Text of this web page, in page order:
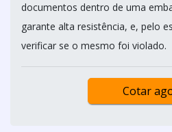
documentos dentro de uma
garante alta resistência, e, pelo
verificar se o mesmo foi violado.
Cotar